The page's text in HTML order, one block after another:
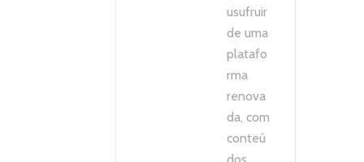
usufruir
de uma
platafo
rma
renova
da, com
conteú